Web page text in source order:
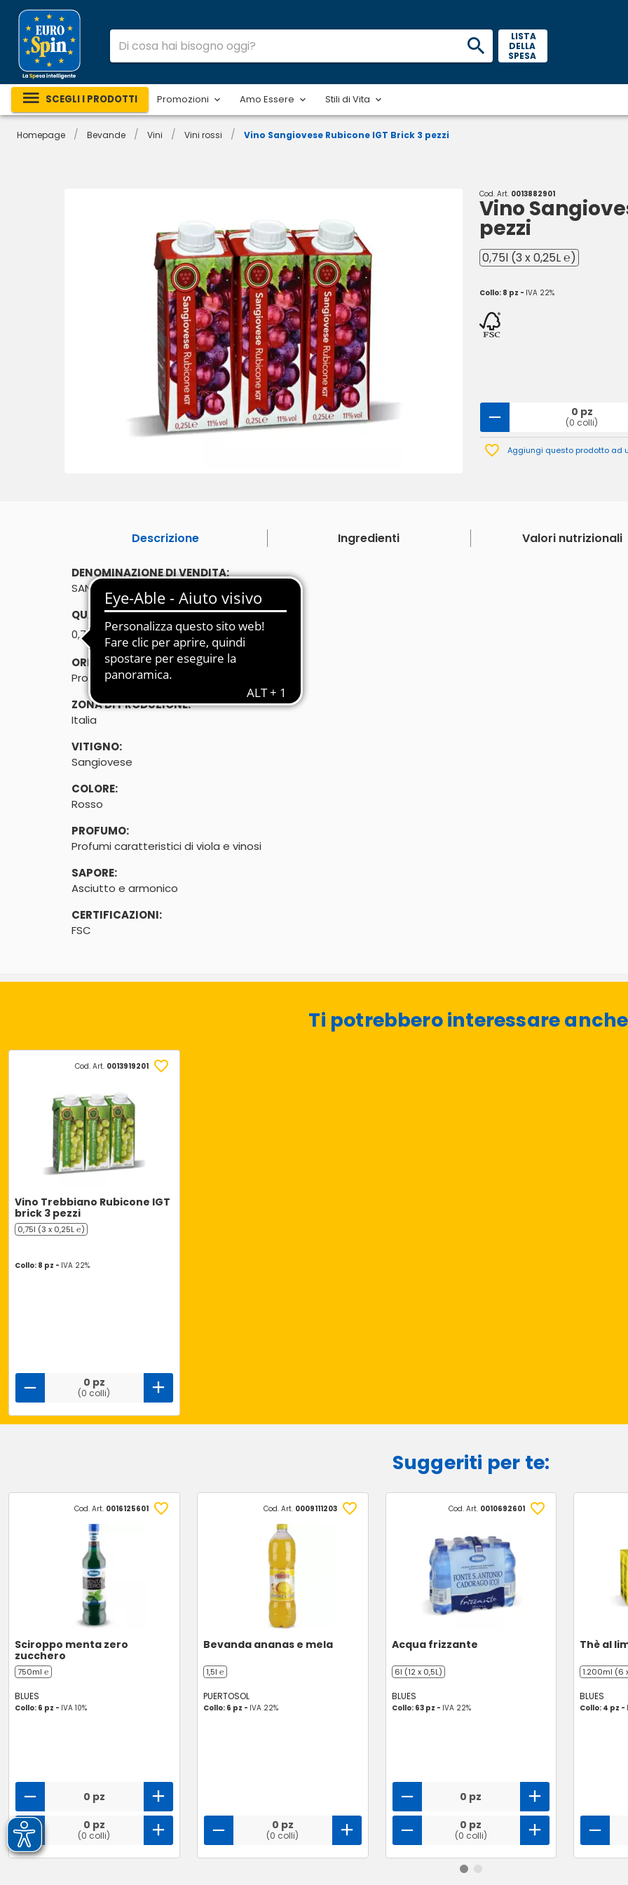
LISTA
DELLA
SPESA
SCEGLI I PRODOTTI Promozioni Amo Essere Stili di Vita
Homepage / Bevande / Vini / Vini rossi / Vino Sangiovese Rubicone IGT Brick 3 pezzi
Cod. Art. 0013882901
Vino
pezzi
0,75l (3 x 0,25L ℮)
Collo: 8 pz - IVA 22%
0 pz
(0 colli)
Aggiungi questo prodotto ad
Descrizione Ingredienti Valori nutrizionali
DENOMINAZIONE DI VENDITA:
SANGIOVESE RUBICONE IGT
QUANTITÀ:
0,75l (3 x 0,25L℮)
ORIGINE:
Prodotto in Italia
ZONA DI PRODUZIONE:
Italia
VITIGNO:
Sangiovese
COLORE:
Rosso
PROFUMO:
Profumi caratteristici di viola e vinosi
SAPORE:
Asciutto e armonico
CERTIFICAZIONI:
FSC
Ti potrebbero interessare
Cod. Art. 0013919201
Vino Trebbiano Rubicone IGT
brick 3 pezzi
0,75l (3 x 0,25L ℮)
Collo: 8 pz - IVA 22%
0 pz
(0 colli)
Suggeriti per te:
Cod. Art. 0016125601
Sciroppo menta zero
zucchero
750ml ℮
BLUES
Collo: 6 pz - IVA 10%
0 pz
0 pz
(0 colli)
Cod. Art. 0009111203
Bevanda ananas e mela
1,5l ℮
PUERTOSOL
Collo: 6 pz - IVA 22%
0 pz
(0 colli)
Cod. Art. 0010692601
Acqua frizzante
6l (12 x 0,5L)
BLUES
Collo: 63 pz - IVA 22%
0 pz
0 pz
(0 colli)
Thè al
1.200ml (6
BLUES
Collo: 4 pz -